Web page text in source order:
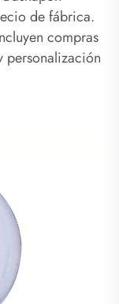
de fábrica.
compras
personalización